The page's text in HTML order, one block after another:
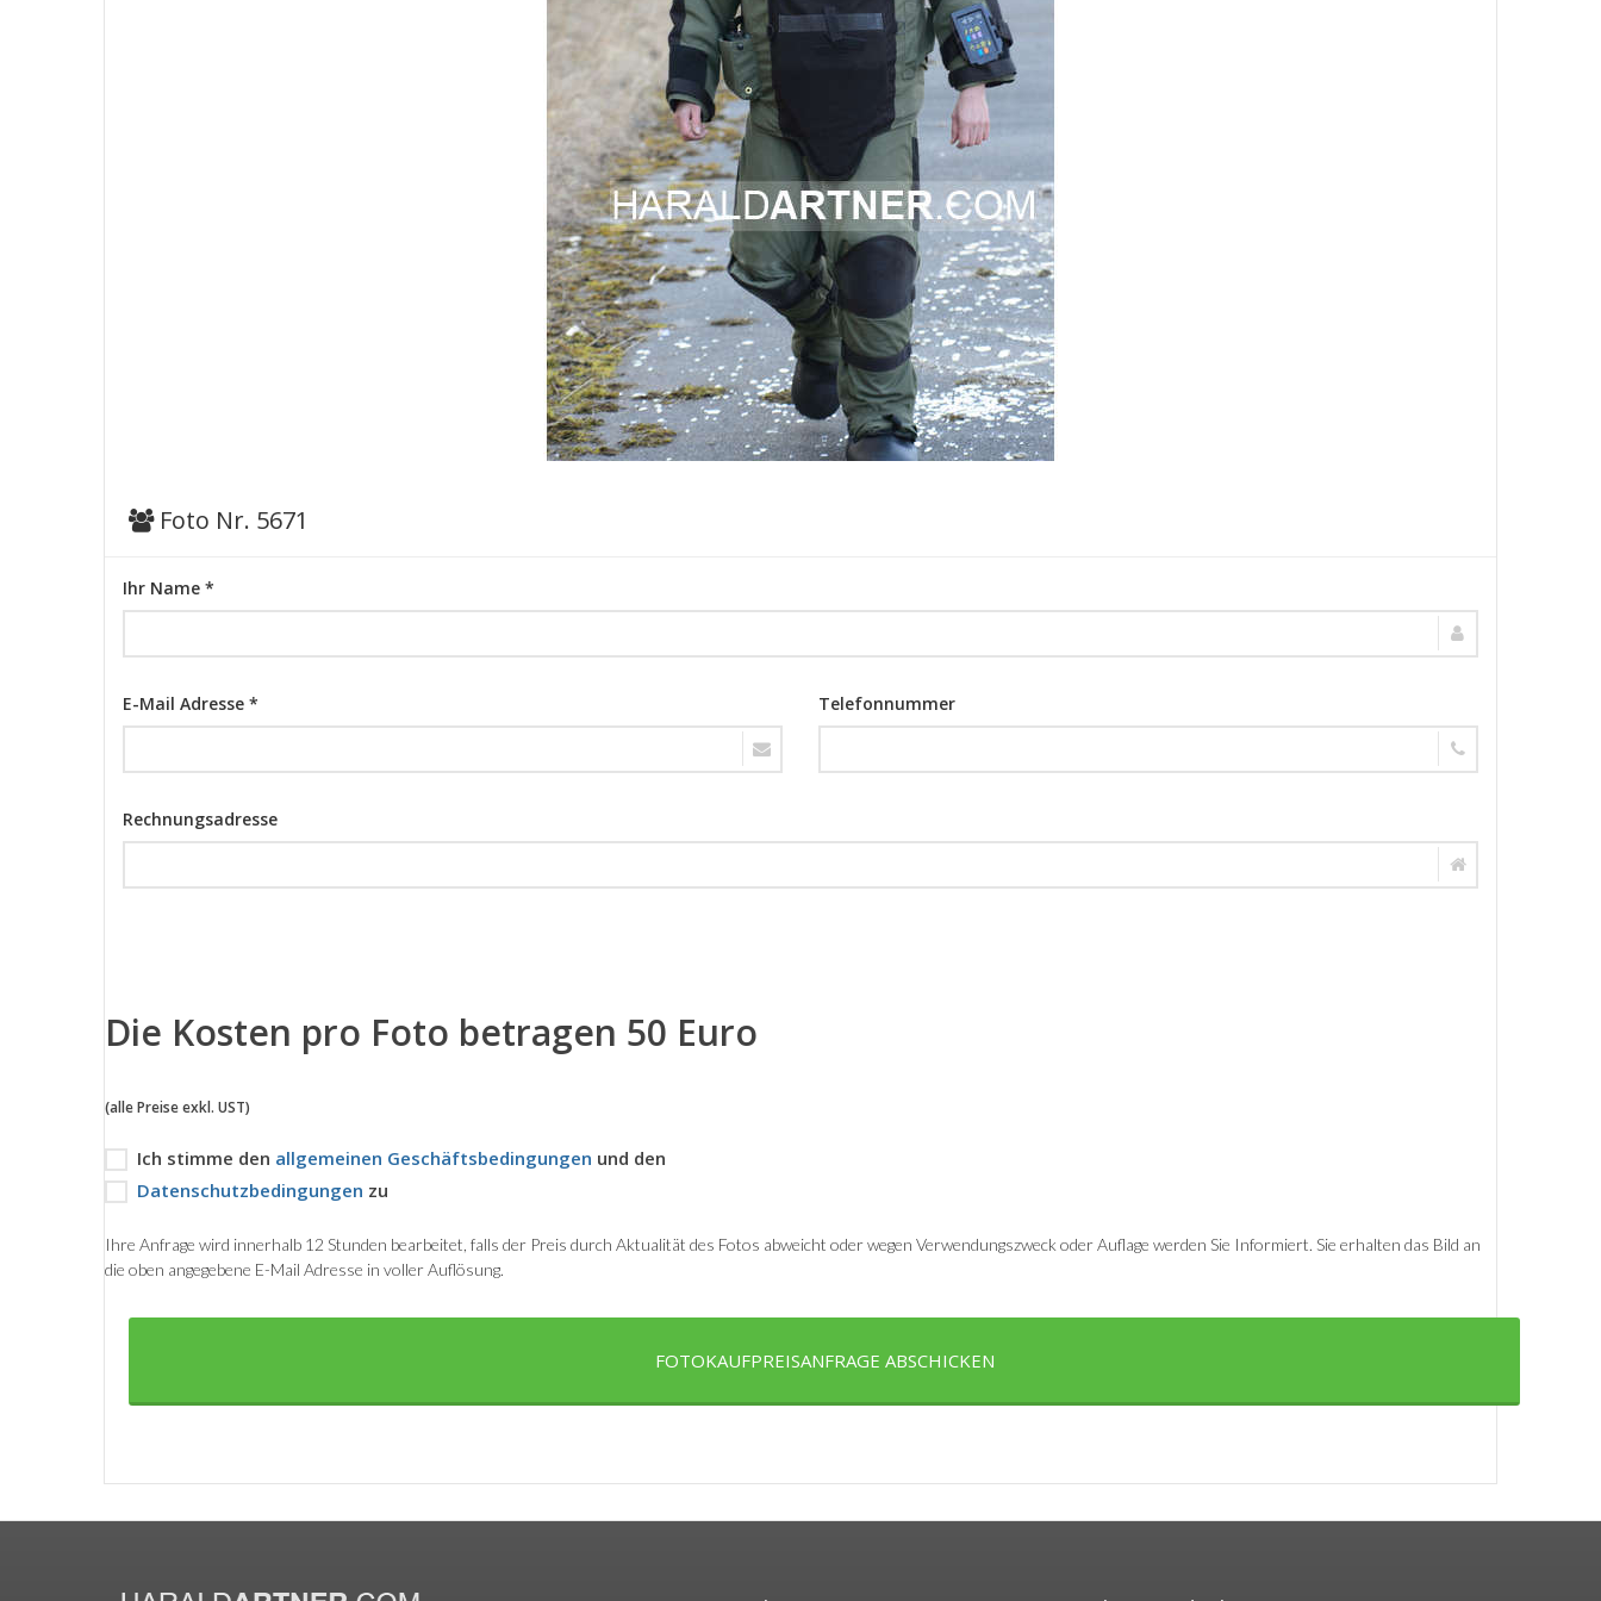
Foto Nr. 5671
Ihr Name *
E-Mail Adresse * Telefonnummer
Rechnungsadresse
Die Kosten pro Foto betragen 50 Euro
(alle Preise exkl. UST)
Ich stimme den allgemeinen Geschäftsbedingungen und den
Datenschutzbedingungen zu
Ihre Anfrage wird innerhalb 12 Stunden bearbeitet, falls der Preis durch Aktualität des Fotos abweicht oder wegen Verwendungszweck oder Auflage werden Sie Informiert. Sie erhalten das Bild an
die oben angegebene E-Mail Adresse in voller Auflösung.
FOTOKAUFPREISANFRAGE ABSCHICKEN